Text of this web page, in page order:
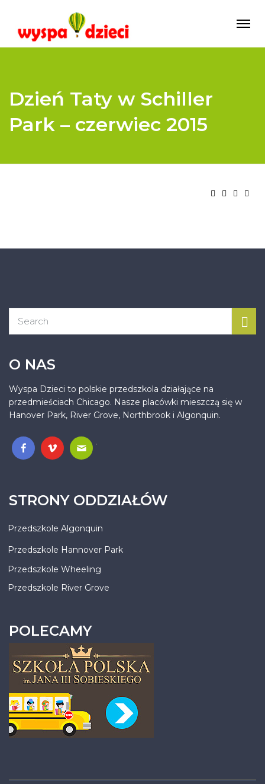
Dzień Taty w Schiller
Park – czerwiec 2015
O NAS
Wyspa Dzieci to polskie przedszkola działające na
przedmieściach Chicago. Nasze placówki mieszczą się w
Hanover Park, River Grove, Northbrook i Algonquin.
.
STRONY ODDZIAŁÓW
Przedszkole Algonquin
Przedszkole Hannover Park
Przedszkole Wheeling
Przedszkole River Grove
POLECAMY